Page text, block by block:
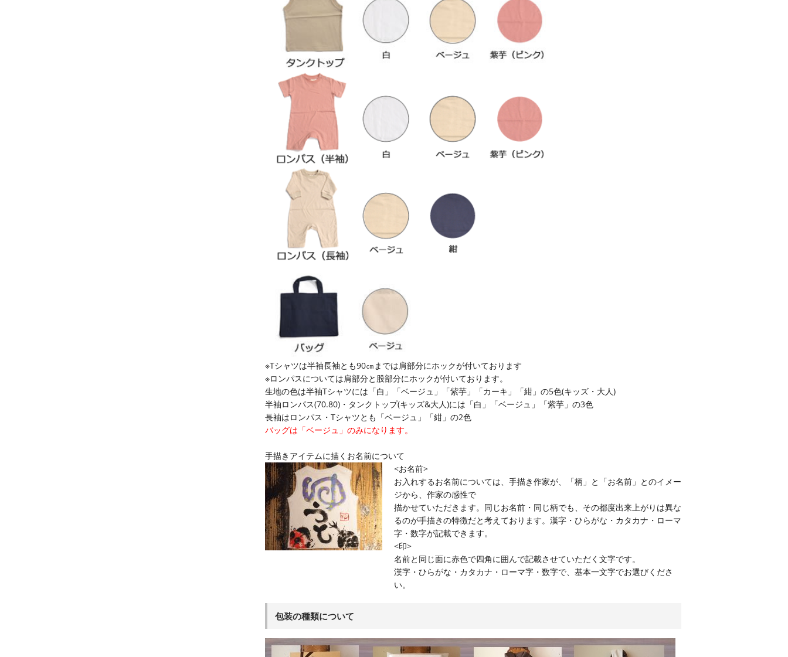
※Tシャツは半袖長袖とも90㎝までは肩部分にホックが付いております
※ロンパスについては肩部分と股部分にホックが付いております。
生地の色は半袖Tシャツには「白」「ベージュ」「紫芋」「カーキ」「紺」の5色(キッズ・大人)
半袖ロンパス(70.80)・タンクトップ(キッズ&大人)には「白」「ベージュ」「紫芋」の3色
長袖はロンパス・Tシャツとも「ベージュ」「紺」の2色
バッグは「ベージュ」のみになります。
手描きアイテムに描くお名前について
<お名前>
お入れするお名前については、手描き作家が、「柄」と「お名前」とのイメー
ジから、作家の感性で
描かせていただきます。同じお名前・同じ柄でも、その都度出来上がりは異な
るのが手描きの特徴だと考えております。漢字・ひらがな・カタカナ・ローマ
字・数字が記載できます。
<印>
名前と同じ面に赤色で四角に囲んで記載させていただく文字です。
漢字・ひらがな・カタカナ・ローマ字・数字で、基本一文字でお選びくださ
い。
包装の種類について